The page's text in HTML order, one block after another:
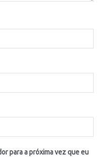
para a próxima vez que eu